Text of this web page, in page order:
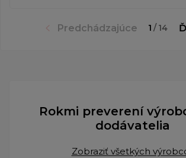
Predchádzajúce 1 / 14
Rokmi preverení
dodávatelia
Zobraziť všetkých